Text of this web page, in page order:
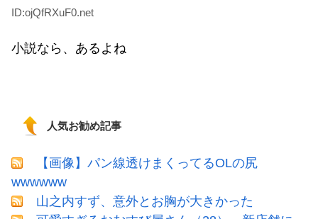
ID:ojQfRXuF0.net
小説なら、あるよね
人気お勧め記事
【画像】パン線透けまくってるOLの尻
wwwwww
山之内すず、意外とお胸が大きかった